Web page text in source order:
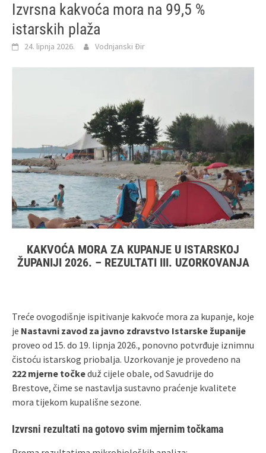
Izvrsna kakvoća mora na 99,5 %
istarskih plaža
24. lipnja 2026. Vodnjanski Đir
KAKVOĆA MORA ZA KUPANJE U ISTARSKOJ
ŽUPANIJI 2026. – REZULTATI III. UZORKOVANJA
Treće ovogodišnje ispitivanje kakvoće mora za kupanje, koje
je Nastavni zavod za javno zdravstvo Istarske županije
proveo od 15. do 19. lipnja 2026., ponovno potvrđuje iznimnu
čistoću istarskog priobalja. Uzorkovanje je provedeno na
222 mjerne točkeduž cijele obale, od Savudrije do
Brestove, čime se nastavlja sustavno praćenje kvalitete
mora tijekom kupališne sezone.
Izvrsni rezultati na gotovo svim mjernim točkama